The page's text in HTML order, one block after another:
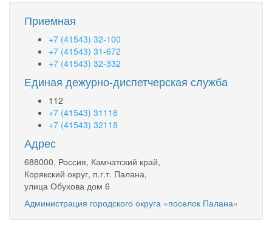
Приемная
+7 (41543) 32-100
+7 (41543) 31-672
+7 (41543) 32-332
Единая дежурно-диспетчерская служба
112
+7 (41543) 31118
+7 (41543) 32118
Адрес
688000, Россия, Камчатский край,
Корякский округ, п.г.т. Палана,
улица Обухова дом 6
Администрация городского округа «поселок Палана»